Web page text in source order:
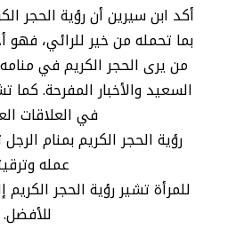
أكد ابن سيرين أن رؤية الحجر
بما تحمله من خير للرائي،
من يرى الحجر الكريم في
السعيد والأخبار المفرحة. كما
في العلاقات
رؤية الحجر الكريم بمنام
عمله
للمرأة تشير رؤية الحجر
للأفضل.